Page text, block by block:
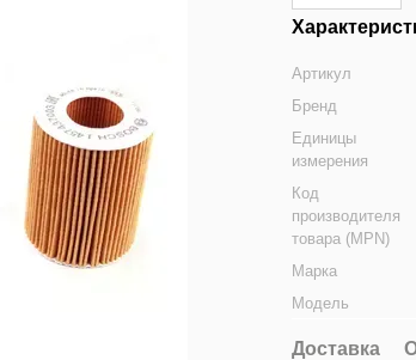
Артикул
Бренд
Единицы
измерения
Код
производителя
товара (MPN)
Марка
Модель
Доставка